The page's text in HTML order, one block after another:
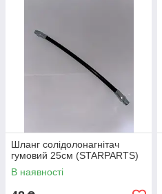
Шланг солідолонагнітач
гумовий 25см (STARPARTS)
В наявності